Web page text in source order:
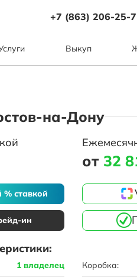
+7 (863) 206-25-
Выкуп
на-Дону
от 32
ставкой
ин
1 владелец Коробка: